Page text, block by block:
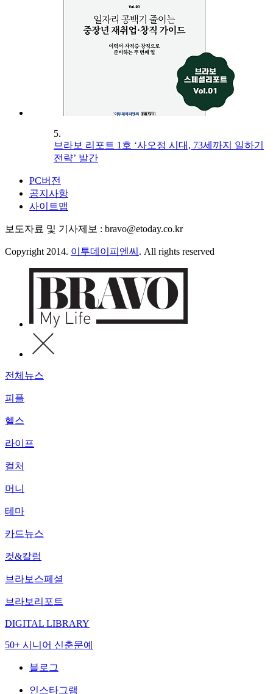
5.
브라보 리포트 1호 ‘사오정 시대, 73세까지 일하기
전략’ 발간
PC버전
공지사항
사이트맵
보도자료 및 기사제보 : bravo@etoday.co.kr
Copyright 2014. 이투데이피엔씨 . All rights reserved
전체뉴스
피플
헬스
라이프
컬처
머니
테마
카드뉴스
컷&칼럼
브라보스페셜
브라보리포트
DIGITAL LIBRARY
50+ 시니어 신춘문예
블로그
인스타그램